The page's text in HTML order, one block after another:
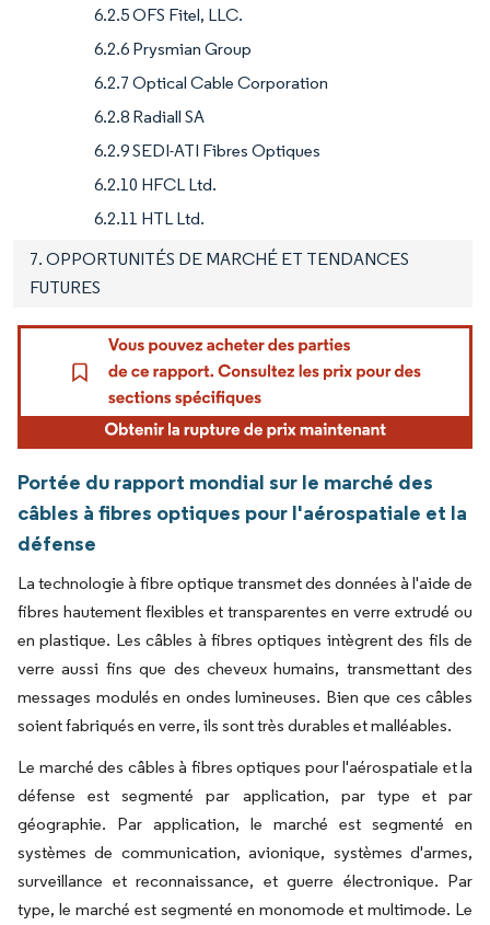
6.2.5 OFS Fitel, LLC.
6.2.6 Prysmian Group
6.2.7 Optical Cable Corporation
6.2.8 Radiall SA
6.2.9 SEDI-ATI Fibres Optiques
6.2.10 HFCL Ltd.
6.2.11 HTL Ltd.
7. OPPORTUNITÉS DE MARCHÉ ET TENDANCES
FUTURES
Portée du rapport mondial sur le marché des
câbles à fibres optiques pour l'aérospatiale et la
défense
La technologie à fibre optique transmet des données à l'aide de
fibres hautement flexibles et transparentes en verre extrudé ou
en plastique. Les câbles à fibres optiques intègrent des fils de
verre aussi fins que des cheveux humains, transmettant des
messages modulés en ondes lumineuses. Bien que ces câbles
soient fabriqués en verre, ils sont très durables et malléables.
Le marché des câbles à fibres optiques pour l'aérospatiale et la
défense est segmenté par application, par type et par
géographie. Par application, le marché est segmenté en
systèmes de communication, avionique, systèmes d'armes,
surveillance et reconnaissance, et guerre électronique. Par
type, le marché est segmenté en monomode et multimode. Le